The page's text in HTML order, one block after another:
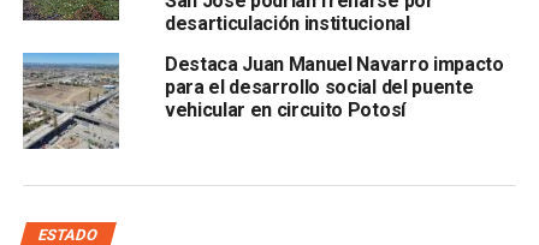
cuando a estas alturas resulta notorio quelo hace con
fines netamente políticos.
Vargas Tinajero cuestionó el silencio que Cambio de Ruta
mantuvo ante la omisión del ayuntamiento capitalino que
desarticulación institucional
Destaca Juan Manuel Navarro impacto
para el desarrollo social del puente
vehicular en circuito Potosí
ESTADO